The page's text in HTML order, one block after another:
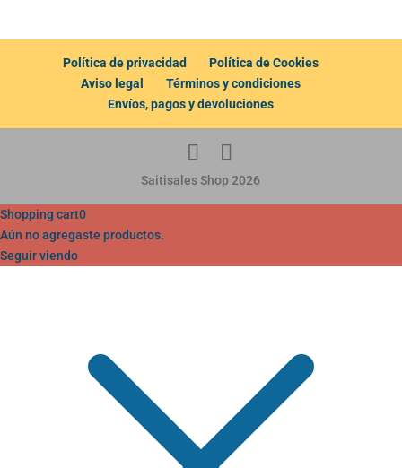
Política de privacidad
Política de Cookies
Aviso legal
Términos y condiciones
Envíos, pagos y devoluciones
Saitisales Shop 2026
Shopping cart0
Aún no agregaste productos.
Seguir viendo